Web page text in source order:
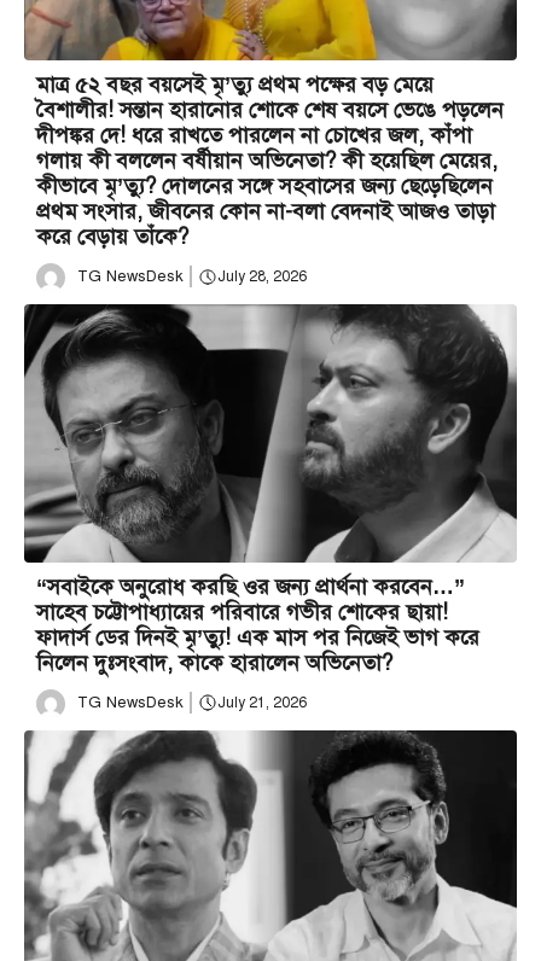
মাত্র ৫২ বছর বয়সেই মৃ’ত্যু প্রথম পক্ষের বড় মেয়ে
বৈশালীর! সন্তান হারানোর শোকে শেষ বয়সে ভেঙে পড়লেন
দীপঙ্কর দে! ধরে রাখতে পারলেন না চোখের জল, কাঁপা
গলায় কী বললেন বর্ষীয়ান অভিনেতা? কী হয়েছিল মেয়ের,
কীভাবে মৃ’ত্যু? দোলনের সঙ্গে সহবাসের জন্য ছেড়েছিলেন
প্রথম সংসার, জীবনের কোন না-বলা বেদনাই আজও তাড়া
করে বেড়ায় তাঁকে?
TG NewsDesk July 28, 2026
“সবাইকে অনুরোধ করছি ওর জন্য প্রার্থনা করবেন…”
সাহেব চট্টোপাধ্যায়ের পরিবারে গভীর শোকের ছায়া!
ফাদার্স ডের দিনই মৃ’ত্যু! এক মাস পর নিজেই ভাগ করে
নিলেন দুঃসংবাদ, কাকে হারালেন অভিনেতা?
TG NewsDesk July 21, 2026